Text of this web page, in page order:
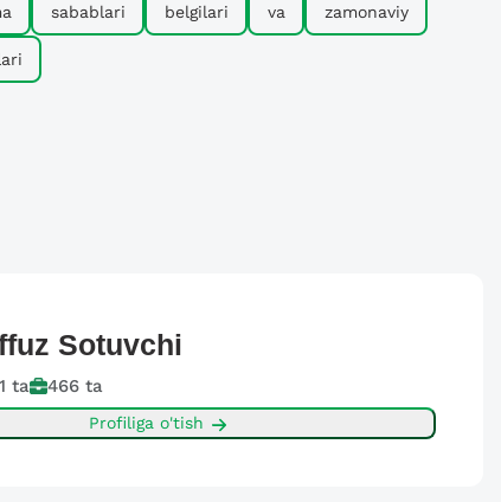
sabablari belgilari va zamonaviy
Sotuvchi
ta 466 ta
Profiliga o'tish